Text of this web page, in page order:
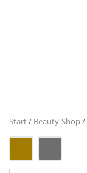
Start/ Beauty-Shop/